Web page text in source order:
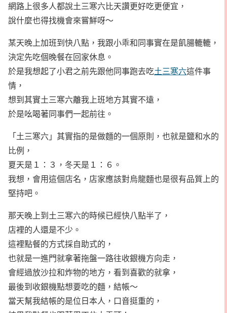
網路上很多人都說土三寒六比天讚更好吃更便宜，
說什麼也得找機會來嘗鮮呀～
某天晚上加班到快八點，我跟小乖和同事實在是飢腸轆轆，
決定先吃個晚餐在回家休息。
於是我想起了小君之前先跟他同事跑去吃土三寒六這件事
情，
想到其實土三寒六離我上班地方其實不遠，
於是吆喝著同事們一起前往。
「土三寒六」其實指的是做麵的一個原則，也就是鹽和水的
比例，
夏天是１：３，冬天是１：６。
我想，會用這個店名，店家應該對烏龍麵也是很有品質上的
堅持吧。
那天晚上到土三寒六的時候已經快八點半了，
店裡的人還是不少。
這裡點餐的方式採自助式的，
也就是一進門就拿著拖盤一路往收銀機方向走，
會經過放沙拉和炸物的地方，看到喜歡的就拿，
最後到收銀機點想要吃的麵，結帳～
當天幫我結帳的是位日本人，口音挺重的，